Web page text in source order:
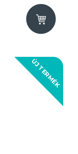
ÚJ TERMÉK